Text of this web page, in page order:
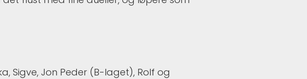
Sigve, Jon Peder (B-laget), Rolf og